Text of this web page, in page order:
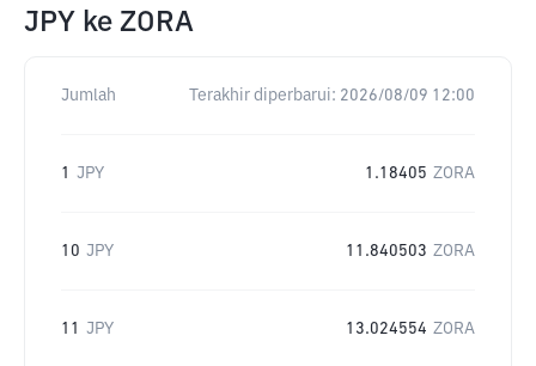
JPY ke ZORA
Jumlah Terakhir diperbarui: 2026/08/09 12:00
1 JPY 1.18405 ZORA
10 JPY 11.840503 ZORA
11 JPY 13.024554 ZORA